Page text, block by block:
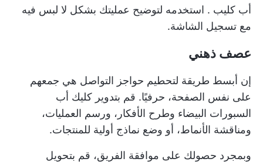
أب كليب . استخدمه لتوضيح عمليتك بشكل لا لبس فيه
مع تسجيل الشاشة.
عصف ذهني
إن أبسط طريقة لتحطيم حواجز التواصل هي جمعهم
على نفس الصفحة، حرفيًا. قم بتدوير كليك أب
السبورات البيضاء وطرح الأفكار، ورسم العمليات،
ومناقشة الأنماط، أو وضع نماذج أولية للمنتجات.
وبمجرد حصولك على موافقة الفريق، قم بتحويل